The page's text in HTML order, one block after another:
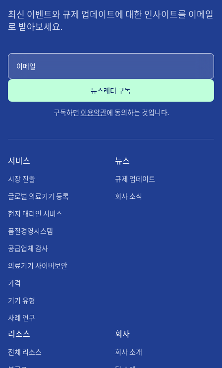
최신 이벤트와 규제 업데이트에 대한 인사이트를 이메일
로 받아보세요.
구독하면 이용약관에 동의하는 것입니다.
뉴스
규제 업데이트
회사 소식
서비스
시장 진출
글로벌 의료기기 등록
현지 대리인 서비스
품질경영시스템
공급업체 감사
의료기기 사이버보안
가격
기기 유형
사례 연구
리소스
전체 리소스
회사
회사 소개